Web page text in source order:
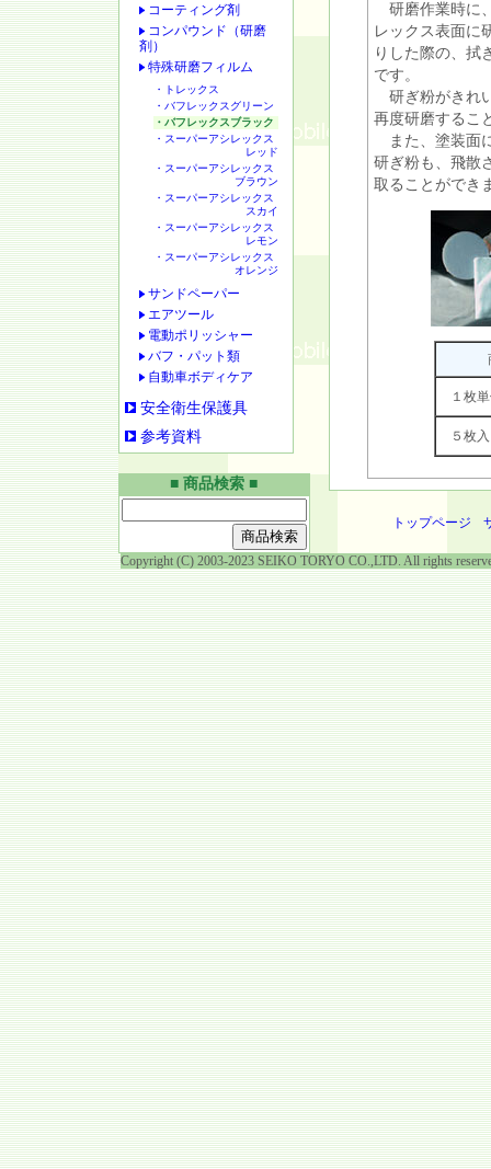
研磨作業時に
レックス表面に
りした際の、拭
です。
研ぎ粉がきれ
再度研磨するこ
また、塗装面
研ぎ粉も、飛散
取ることができ
１枚単
５枚入
トップページ
コーティング剤
コンパウンド（研磨
剤）
特殊研磨フィルム
・トレックス
・バフレックスグリーン
・バフレックスブラック
・スーパーアシレックス
レッド
・スーパーアシレックス
ブラウン
・スーパーアシレックス
スカイ
・スーパーアシレックス
レモン
・スーパーアシレックス
オレンジ
サンドペーパー
エアツール
電動ポリッシャー
バフ・パット類
自動車ボディケア
安全衛生保護具
参考資料
■ 商品検索 ■
Copyright (C) 2003-2023 SEIKO TORYO CO.,LTD. All rights